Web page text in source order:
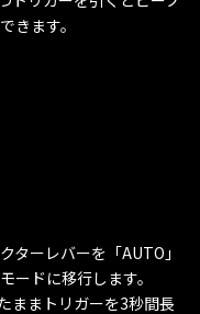
きます。
ターレバーを「AUTO」
ードに移行します。
ままトリガーを3秒間長